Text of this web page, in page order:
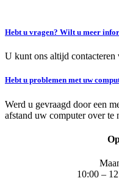
Hebt u vragen? Wilt u meer
U kunt ons altijd
Hebt u problemen met uw
Werd u gevraagd door een
afstand uw computer over te
10:00 –